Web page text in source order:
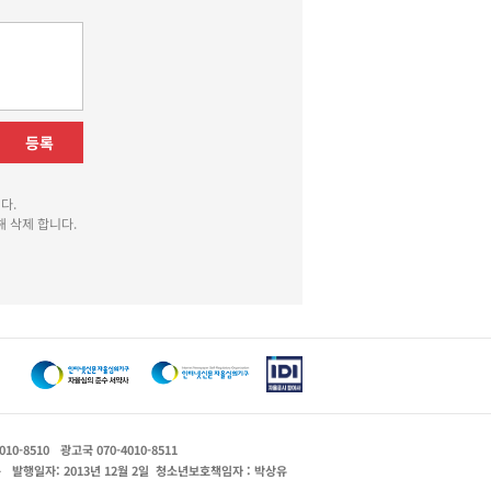
등록
.
삭제 합니다.
8510
광고국 070-4010-8511
발행일자: 2013년 12월 2일 청소년보호책임자 : 박상유